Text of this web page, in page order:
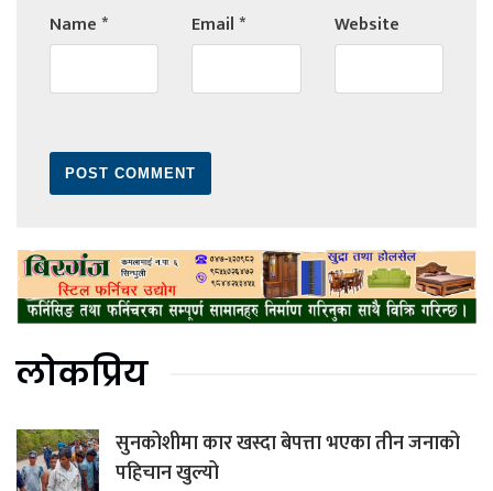
Name* Email* Website
लोकप्रिय
सुनकोशीमा कार खस्दा बेपत्ता भएका तीन जनाको
पहिचान खुल्यो